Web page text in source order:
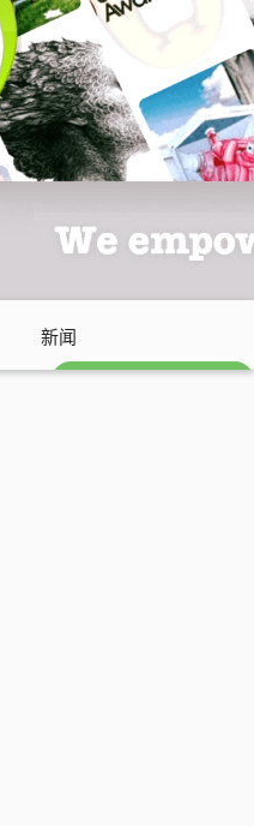
新闻
免费每周通讯 (英文)